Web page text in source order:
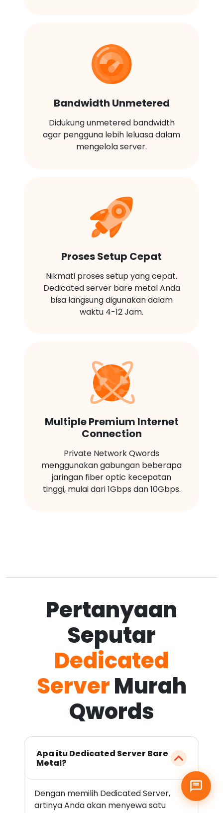
Bandwidth Unmetered
Didukung unmetered bandwidth
agar pengguna lebih leluasa dalam
mengelola server.
Proses Setup Cepat
Nikmati proses setup yang cepat.
Dedicated server bare metal Anda
bisa langsung digunakan dalam
waktu 4-12 Jam.
Multiple Premium Internet
Connection
Private Network Qwords
menggunakan gabungan beberapa
jaringan fiber optic kecepatan
tinggi, mulai dari 1Gbps dan 10Gbps.
Pertanyaan
Seputar
Dedicated
ServerMurah
Qwords
Apa itu Dedicated Server Bare
Metal?
Dengan memilih Dedicated Server,
artinya Anda akan menyewa satu